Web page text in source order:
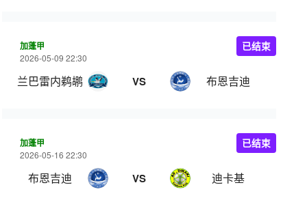
加蓬甲
2026-05-09 22:30
兰巴雷内鹈鹕 VS 布恩吉迪
已结束
加蓬甲
2026-05-16 22:30
布恩吉迪 VS 迪卡基
已结束